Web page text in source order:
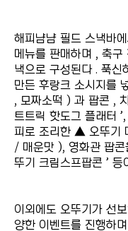
해피냠냠 필드 스낵바
메뉴를 판매하며 , 축
낵으로 구성된다 . 푹
만든 후랑크 소시지를
, 모짜소떡 ) 과 팝콘 ,
트트릭 핫도그 플래터
피로 조리한 ▲ 오뚜기
/ 매운맛 ), 영화관 팝
뚜기 크림스프팝콘 ’ 등
이외에도 오뚜기가 선
양한 이벤트를 진행하